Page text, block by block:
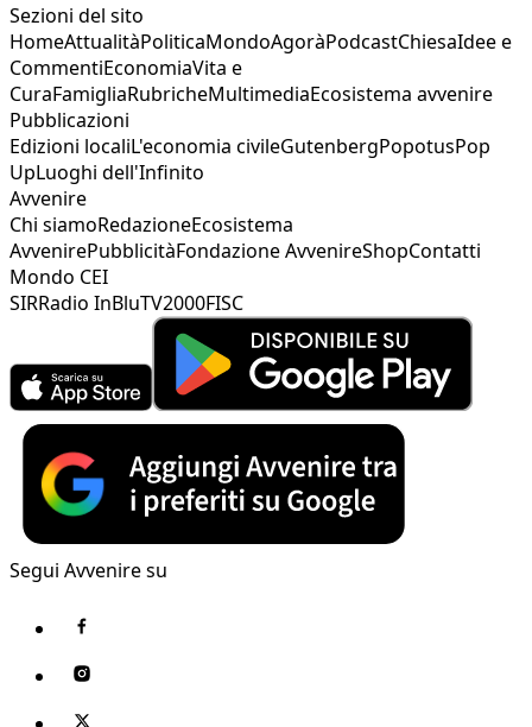
Sezioni del sito
HomeAttualitàPoliticaMondoAgoràPodcastChiesaIdee e
CommentiEconomiaVita e
CuraFamigliaRubricheMultimediaEcosistema avvenire
Pubblicazioni
Edizioni localiL'economia civileGutenbergPopotusPop
UpLuoghi dell'Infinito
Avvenire
Chi siamoRedazioneEcosistema
AvvenirePubblicitàFondazione AvvenireShopContatti
Mondo CEI
SIRRadio InBluTV2000FISC
Segui Avvenire su